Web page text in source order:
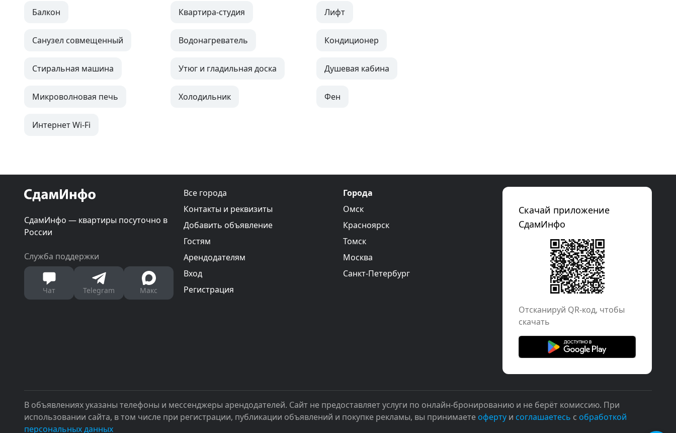
Балкон Квартира-студия Лифт
Санузел совмещенный Водонагреватель Кондиционер
Стиральная машина Утюг и гладильная доска Душевая кабина
Микроволновая печь Холодильник Фен
Интернет Wi-Fi
СдамИнфо — квартиры посуточно в
России
Служба поддержки
Чат Telegram Макс
Все города
Контакты и реквизиты
Добавить объявление
Гостям
Арендодателям
Вход
Регистрация
Города
Омск
Красноярск
Томск
Москва
Санкт-Петербург
Скачай приложение
СдамИнфо
Отcканируй QR-код, чтобы
скачать
В объявлениях указаны телефоны и мессенджеры арендодателей. Сайт не предоставляет услуги по онлайн-бронированию и не берёт комиссию. При
использовании сайта, в том числе при регистрации, публикации объявлений и покупке рекламы, вы принимаете оферту и соглашаетесь с обработкой
персональных данных